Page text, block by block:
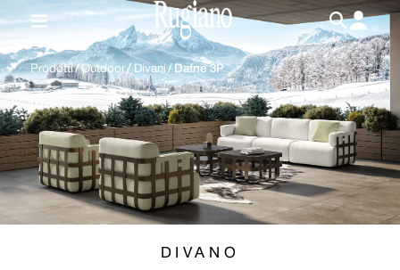
IT / EN
Prodotti/Outdoor/ Divani / Dafne 3P
DIVANO